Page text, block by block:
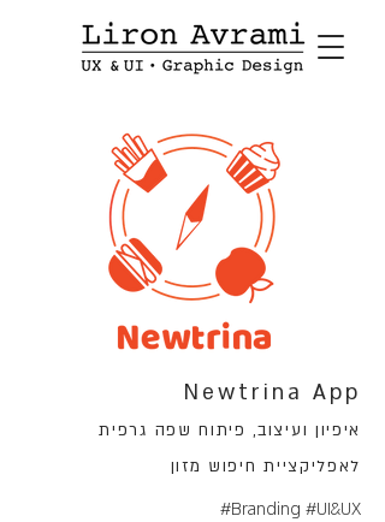
Newtrina App
איפיון ועיצוב, פיתוח שפה גרפית
לאפליקציית חיפוש מזון
#Branding #UI&UX